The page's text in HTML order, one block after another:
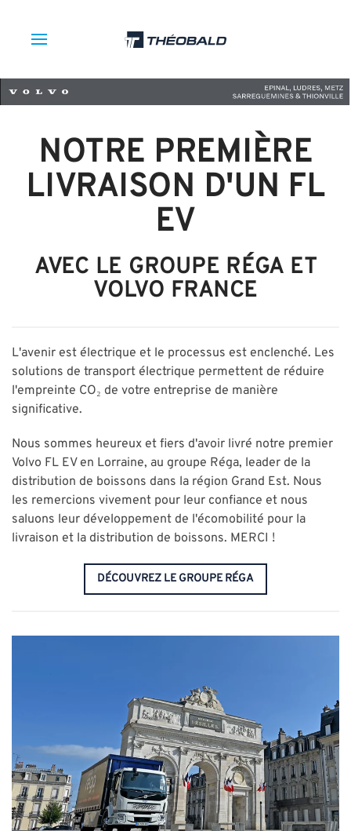
NOTRE PREMIÈRE
LIVRAISON D'UN FL
EV
AVEC LE GROUPE RÉGA ET
VOLVO FRANCE
L'avenir est électrique et le processus est enclenché. Les
solutions de transport électrique permettent de réduire
l'empreinte CO₂ de votre entreprise de manière
significative.
Nous sommes heureux et fiers d'avoir livré notre premier
Volvo FL EV en Lorraine, au groupe Réga, leader de la
distribution de boissons dans la région Grand Est. Nous
les remercions vivement pour leur confiance et nous
saluons leur développement de l'écomobilité pour la
livraison et la distribution de boissons. MERCI !
DÉCOUVREZ LE GROUPE RÉGA